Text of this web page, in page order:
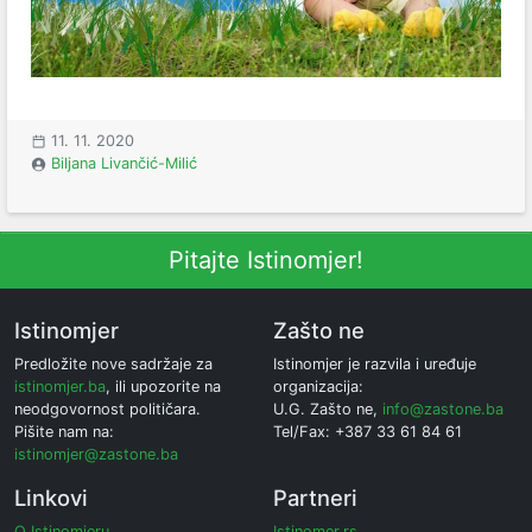
11. 11. 2020
Biljana Livančić-Milić
Pitajte Istinomjer!
Istinomjer
Predložite nove sadržaje za
istinomjer.ba, ili upozorite na
neodgovornost političara.
Pišite nam na:
istinomjer@zastone.ba
Zašto ne
Istinomjer je razvila i uređuje
organizacija:
U.G. Zašto ne, info@zastone.ba
Tel/Fax: +387 33 61 84 61
Linkovi Partneri